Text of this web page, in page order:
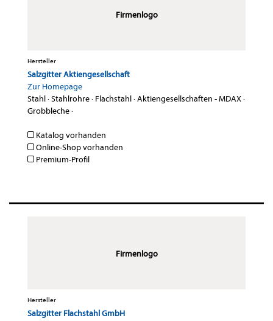
Firmenlogo
Hersteller
Salzgitter Aktiengesellschaft
Zur Homepage
Stahl·Stahlrohre· Flachstahl·Aktiengesellschaften - MDAX·
Grobbleche·
Katalog vorhanden
Online-Shop vorhanden
Premium-Profil
Firmenlogo
Hersteller
Salzgitter Flachstahl GmbH